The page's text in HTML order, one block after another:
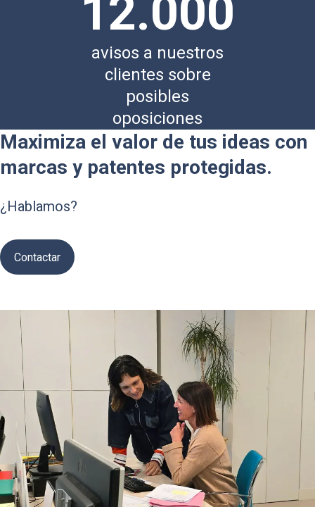
12.000
avisos a nuestros
clientes sobre
posibles
oposiciones
Maximiza el valor de tus ideas con
marcas y patentes protegidas.
¿Hablamos?
Contactar